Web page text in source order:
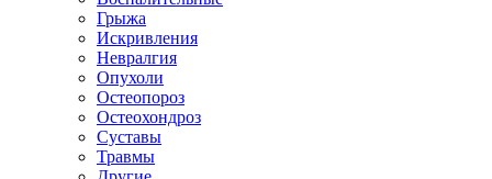
Грыжа
Искривления
Невралгия
Опухоли
Остеопороз
Остеохондроз
Суставы
Травмы